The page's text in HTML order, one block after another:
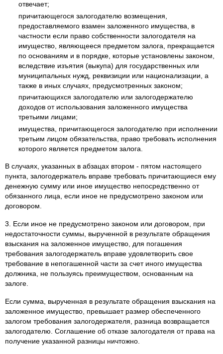
отвечает;
причитающегося залогодателю возмещения,
предоставляемого взамен заложенного имущества, в
частности если право собственности залогодателя на
имущество, являющееся предметом залога, прекращается
по основаниям и в порядке, которые установлены законом,
вследствие изъятия (выкупа) для государственных или
муниципальных нужд, реквизиции или национализации, а
также в иных случаях, предусмотренных законом;
причитающихся залогодателю или залогодержателю
доходов от использования заложенного имущества
третьими лицами;
имущества, причитающегося залогодателю при исполнении
третьим лицом обязательства, право требовать исполнения
которого является предметом залога.
В случаях, указанных в абзацах втором - пятом настоящего
пункта, залогодержатель вправе требовать причитающиеся ему
денежную сумму или иное имущество непосредственно от
обязанного лица, если иное не предусмотрено законом или
договором.
3. Если иное не предусмотрено законом или договором, при
недостаточности суммы, вырученной в результате обращения
взыскания на заложенное имущество, для погашения
требования залогодержатель вправе удовлетворить свое
требование в непогашенной части за счет иного имущества
должника, не пользуясь преимуществом, основанным на
залоге.
Если сумма, вырученная в результате обращения взыскания на
заложенное имущество, превышает размер обеспеченного
залогом требования залогодержателя, разница возвращается
залогодателю. Соглашение об отказе залогодателя от права на
получение указанной разницы ничтожно.